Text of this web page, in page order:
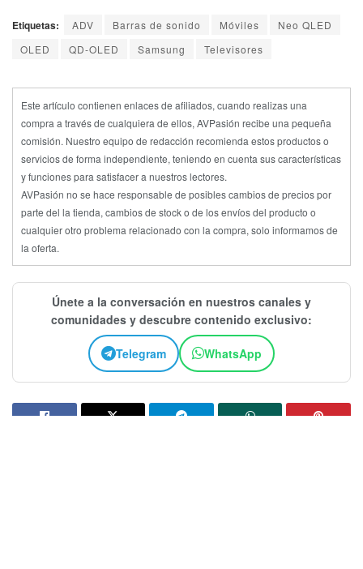
ejemplos, pero entre los 35 productos que tienes en oferta
también puedes encontrar elSamsung Galaxy S25 de
Samsung Galaxy A56, la nuevaGalaxy Tab S10 Ultra 5G
o el televisor QLEDSamsung QE1D de 55 pulgadas
un precio final de 359 euros. Así que no dudes en echar
un vistazo.
Etiquetas: ADV
OLED
QD-OLED Samsung Televisores
Este artículo contienen enlaces de afiliados, cuando realizas una
compra a través de cualquiera de ellos, AVPasión recibe una pequeña
comisión. Nuestro equipo de redacción recomienda estos productos o
servicios de forma independiente, teniendo en cuenta sus características
y funciones para satisfacer a nuestros lectores.
AVPasión no se hace responsable de posibles cambios de precios por
parte del la tienda, cambios de stock o de los envíos del producto o
la oferta.